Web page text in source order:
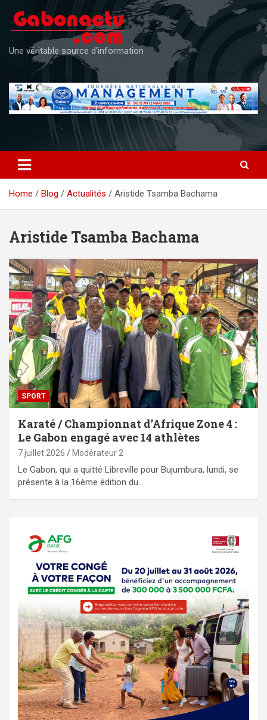
content
Une véritable source d'information
Home Blog Actualités Aristide Tsamba Bachama
Aristide Tsamba Bachama
SPORT
Karaté / Championnat d’Afrique Zone 4 :
Le Gabon engagé avec 14 athlètes
7 juillet 2026 Modérateur 2
Le Gabon, qui a quitté Libreville pour Bujumbura, lundi, se
présente à la 16ème édition du…